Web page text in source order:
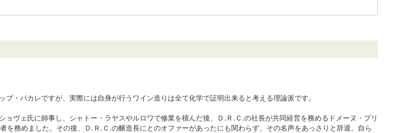
プ・パカレですが、実際には自身が行うワイン造りは全て化学で証明出来ると考える理論派です。
ョヴェ氏に師事し、シャトー・ラヤスやルロワで修業を積んだ後、Ｄ.Ｒ.Ｃ.の社長が共同経営を務めるドメーヌ・プリ
を務めました。その後、Ｄ.Ｒ.Ｃ.の醸造長にとのオファーがあったにも関わらず、その名声をあっさりと辞退。自ら